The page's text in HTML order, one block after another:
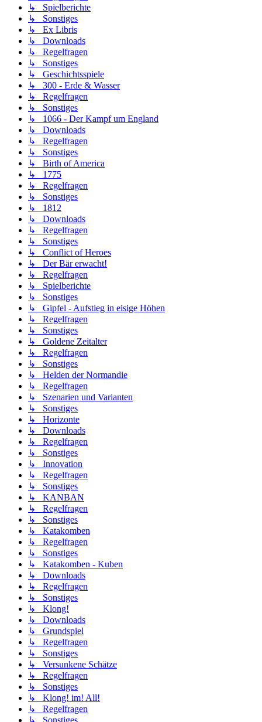
↳ Spielberichte
↳ Sonstiges
↳ Ex Libris
↳ Downloads
↳ Regelfragen
↳ Sonstiges
↳ Geschichtsspiele
↳ 300 - Erde & Wasser
↳ Regelfragen
↳ Sonstiges
↳ 1066 - Der Kampf um England
↳ Downloads
↳ Regelfragen
↳ Sonstiges
↳ Birth of America
↳ 1775
↳ Regelfragen
↳ Sonstiges
↳ 1812
↳ Downloads
↳ Regelfragen
↳ Sonstiges
↳ Conflict of Heroes
↳ Der Bär erwacht!
↳ Regelfragen
↳ Spielberichte
↳ Sonstiges
↳ Gipfel - Aufstieg in eisige Höhen
↳ Regelfragen
↳ Sonstiges
↳ Goldene Zeitalter
↳ Regelfragen
↳ Sonstiges
↳ Helden der Normandie
↳ Regelfragen
↳ Szenarien und Varianten
↳ Sonstiges
↳ Horizonte
↳ Downloads
↳ Regelfragen
↳ Sonstiges
↳ Innovation
↳ Regelfragen
↳ Sonstiges
↳ KANBAN
↳ Regelfragen
↳ Sonstiges
↳ Katakomben
↳ Regelfragen
↳ Sonstiges
↳ Katakomben - Kuben
↳ Downloads
↳ Regelfragen
↳ Sonstiges
↳ Klong!
↳ Downloads
↳ Grundspiel
↳ Regelfragen
↳ Sonstiges
↳ Versunkene Schätze
↳ Regelfragen
↳ Sonstiges
↳ Klong! im! All!
↳ Regelfragen